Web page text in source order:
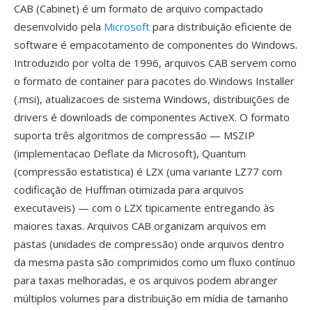
CAB (Cabinet) é um formato de arquivo compactado
desenvolvido pela Microsoft para distribuição eficiente de
software é empacotamento de componentes do Windows.
Introduzido por volta de 1996, arquivos CAB servem como
o formato de container para pacotes do Windows Installer
(.msi), atualizacoes de sistema Windows, distribuições de
drivers é downloads de componentes ActiveX. O formato
suporta três algoritmos de compressão — MSZIP
(implementacao Deflate da Microsoft), Quantum
(compressão estatistica) é LZX (uma variante LZ77 com
codificação de Huffman otimizada para arquivos
executaveis) — com o LZX tipicamente entregando às
maiores taxas. Arquivos CAB organizam arquivos em
pastas (unidades de compressão) onde arquivos dentro
da mesma pasta são comprimidos como um fluxo contínuo
para taxas melhoradas, e os arquivos podem abranger
múltiplos volumes para distribuição em mídia de tamanho